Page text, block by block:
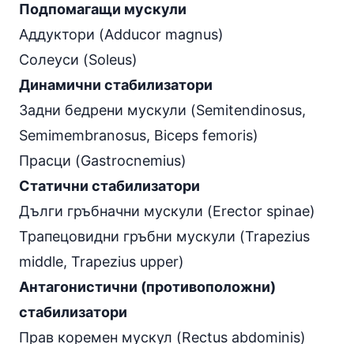
Подпомагащи мускули
Аддуктори (Adducor magnus)
Солеуси (Soleus)
Динамични стабилизатори
Задни бедрени мускули (Semitendinosus,
Semimembranosus, Biceps femoris)
Прасци (Gastrocnemius)
Статични стабилизатори
Дълги гръбначни мускули (Erector spinae)
Трапецовидни гръбни мускули (Trapezius
middle, Trapezius upper)
Антагонистични (противоположни)
стабилизатори
Прав коремен мускул (Rectus abdominis)